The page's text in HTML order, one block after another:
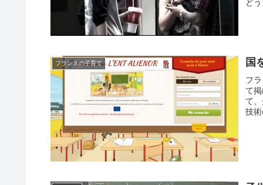
ど
フランスの子育て 国
フ
て
て
技